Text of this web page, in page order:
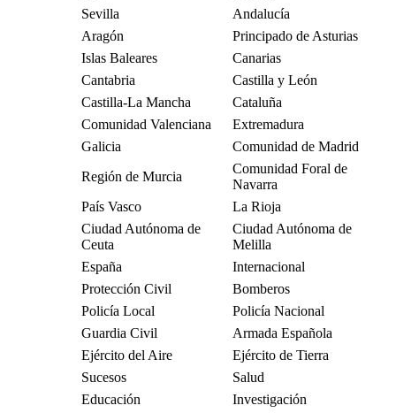
Sevilla
Andalucía
Aragón
Principado de Asturias
Islas Baleares
Canarias
Cantabria
Castilla y León
Castilla-La Mancha
Cataluña
Comunidad Valenciana
Extremadura
Galicia
Comunidad de Madrid
Región de Murcia
Comunidad Foral de
Navarra
País Vasco
La Rioja
Ciudad Autónoma de
Ceuta
Ciudad Autónoma de
Melilla
España
Internacional
Protección Civil
Bomberos
Policía Local
Policía Nacional
Guardia Civil
Armada Española
Ejército del Aire
Ejército de Tierra
Sucesos
Salud
Educación
Investigación